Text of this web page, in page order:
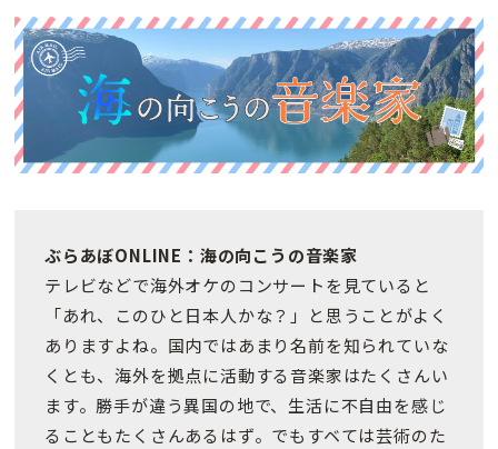
ぶらあぼONLINE：海の向こうの音楽家
テレビなどで海外オケのコンサートを見ていると
「あれ、このひと日本人かな？」と思うことがよく
ありますよね。国内ではあまり名前を知られていな
くとも、海外を拠点に活動する音楽家はたくさんい
ます。勝手が違う異国の地で、生活に不自由を感じ
ることもたくさんあるはず。でもすベては芸術のた